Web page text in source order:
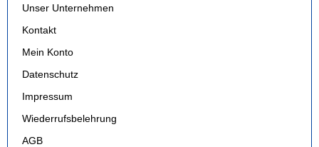
Unser Unternehmen
Kontakt
Mein Konto
Datenschutz
Impressum
Wiederrufsbelehrung
AGB